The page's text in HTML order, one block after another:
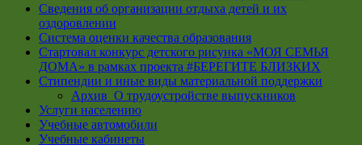
Сведения об организации отдыха детей и их
оздоровлении
Система оценки качества образования
Стартовал конкурс детского рисунка «МОЯ СЕМЬЯ
ДОМА» в рамках проекта #БЕРЕГИТЕ БЛИЗКИХ
Стипендии и иные виды материальной поддержки
Архив_О трудоустройстве выпускников
Услуги населению
Учебные автомобили
Учебные кабинеты